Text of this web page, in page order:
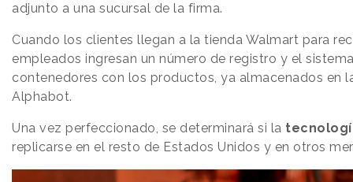
adjunto a una sucursal de la firma.
Cuando los clientes llegan a la tienda Walmart para
empleados ingresan un número de registro y el
contenedores con los productos, ya almacenados en
Alphabot.
Una vez perfeccionado, se determinará si la
replicarse en el resto de Estados Unidos y en otros